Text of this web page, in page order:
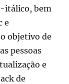
itálico, bem
e
objetivo de
pessoas
e
de